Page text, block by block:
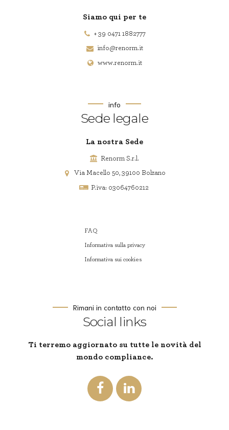
Siamo qui per te
+ 39 0471 1882777
info@renorm.it
www.renorm.it
info
Sede legale
La nostra Sede
Renorm S.r.l.
Via Macello 50, 39100 Bolzano
P.iva: 03064760212
FAQ
Informativa sulla privacy
Informativa sui cookies
Rimani in contatto con noi
Social links
Ti terremo aggiornato su tutte le novità del
mondo compliance.